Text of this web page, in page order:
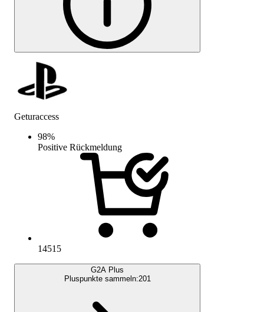
Geturaccess
98%
Positive Rückmeldung
14515
G2A Plus
Pluspunkte sammeln:201